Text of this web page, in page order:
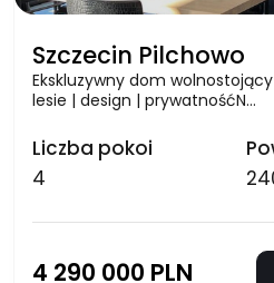
Szczecin Pilchowo
Ekskluzywny dom
lesie | design | prywatnośćN…
Liczba pokoi
4
4 290 000 PLN